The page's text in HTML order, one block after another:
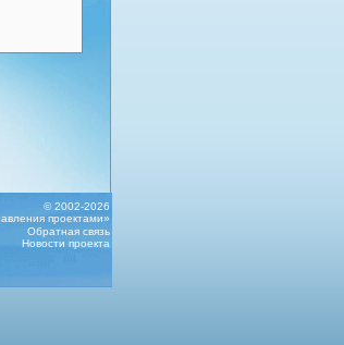
© 2002-2026
проектами»
Обратная связь
Новости проекта